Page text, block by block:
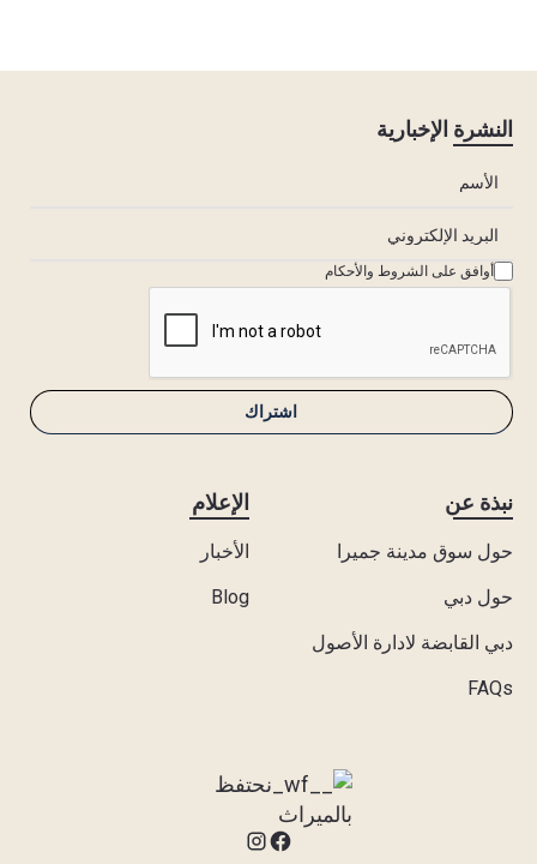
نبذة عن
حول سوق مدينة جميرا
حول دبي
دبي القابضة لادارة الأصول
FAQs
الإعلام
الأخبار
Blog
النشرة الإخبارية
أوافق على الشروط والأحكام